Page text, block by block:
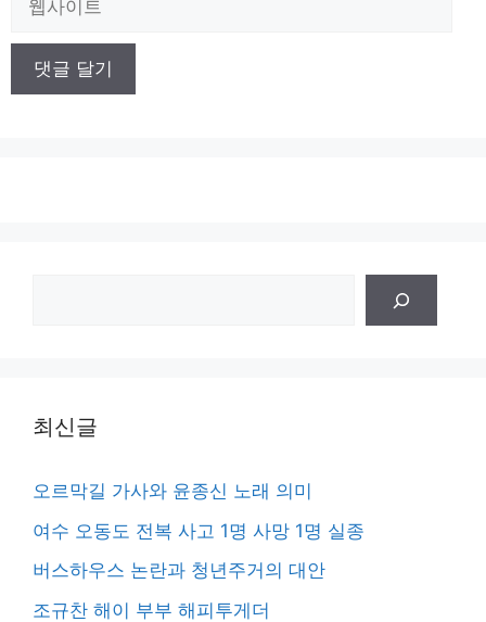
최신글
오르막길 가사와 윤종신 노래 의미
여수 오동도 전복 사고 1명 사망 1명 실종
버스하우스 논란과 청년주거의 대안
조규찬 해이 부부 해피투게더